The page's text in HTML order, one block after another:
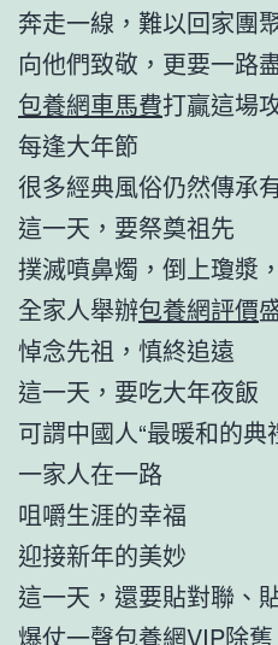
奔走一線，難以回家團
向他們致敬，更要一路
包養網車馬費打贏這場
每逢大年節
很多經典風俗仍然傳承
這一天，要祭奠祖先
撲滅噴鼻燭，倒上瓊漿
全家人舉辦包養網評價
悼念先祖，慎終追遠
這一天，要吃大年夜飯
可謂中國人“最暖和的典
一家人在一路
咀嚼生涯的幸福
迎接新年的美妙
這一天，還要貼對聯、
爆仗一聲包養網VIP除